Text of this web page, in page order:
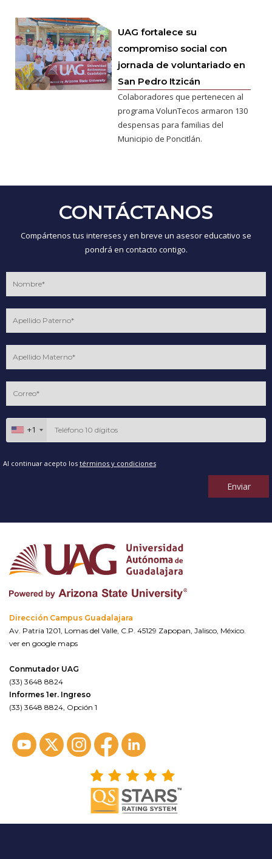
UAG fortalece su
compromiso social con
jornada de voluntariado en
San Pedro Itzicán
Colaboradores que pertenecen al
programa VolunTecos armaron 130
despensas para familias del
Municipio de Poncitlán.
CONTÁCTANOS
Compártenos tus intereses y en breve un asesor educativo se
pondrá en contacto contigo.
+1
Al continuar acepto los términos y condiciones
Enviar
Dirección Campus Guadalajara
Av. Patria 1201, Lomas del Valle, C.P. 45129 Zapopan, Jalisco, México.
ver en google maps
Conmutador UAG
(33) 3648 8824
Informes 1er. Ingreso
(33) 3648 8824, Opción 1